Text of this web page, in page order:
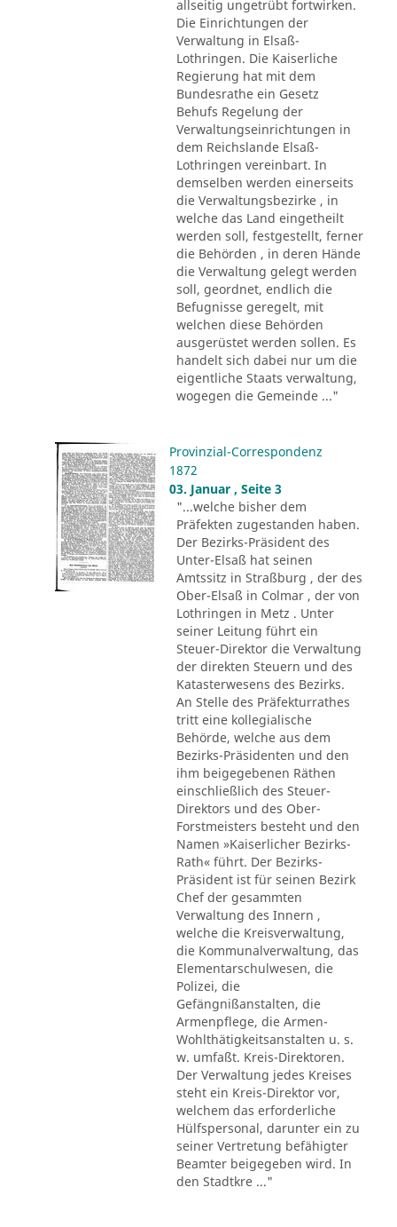
allseitig ungetrübt fortwirken.
Die Einrichtungen der
Verwaltung in Elsaß-
Lothringen. Die Kaiserliche
Regierung hat mit dem
Bundesrathe ein Gesetz
Behufs Regelung der
Verwaltungseinrichtungen in
dem Reichslande Elsaß-
Lothringen vereinbart. In
demselben werden einerseits
die Verwaltungsbezirke , in
welche das Land eingetheilt
werden soll, festgestellt, ferner
die Behörden , in deren Hände
die Verwaltung gelegt werden
soll, geordnet, endlich die
Befugnisse geregelt, mit
welchen diese Behörden
ausgerüstet werden sollen. Es
handelt sich dabei nur um die
eigentliche Staats verwaltung,
wogegen die Gemeinde ..."
Provinzial-Correspondenz
1872
03. Januar , Seite 3
"...welche bisher dem
Präfekten zugestanden haben.
Der Bezirks-Präsident des
Unter-Elsaß hat seinen
Amtssitz in Straßburg , der des
Ober-Elsaß in Colmar , der von
Lothringen in Metz . Unter
seiner Leitung führt ein
Steuer-Direktor die Verwaltung
der direkten Steuern und des
Katasterwesens des Bezirks.
An Stelle des Präfekturrathes
tritt eine kollegialische
Behörde, welche aus dem
Bezirks-Präsidenten und den
ihm beigegebenen Räthen
einschließlich des Steuer-
Direktors und des Ober-
Forstmeisters besteht und den
Namen »Kaiserlicher Bezirks-
Rath« führt. Der Bezirks-
Präsident ist für seinen Bezirk
Chef der gesammten
Verwaltung des Innern ,
welche die Kreisverwaltung,
die Kommunalverwaltung, das
Elementarschulwesen, die
Polizei, die
Gefängnißanstalten, die
Armenpflege, die Armen-
Wohlthätigkeitsanstalten u. s.
w. umfaßt. Kreis-Direktoren.
Der Verwaltung jedes Kreises
steht ein Kreis-Direktor vor,
welchem das erforderliche
Hülfspersonal, darunter ein zu
seiner Vertretung befähigter
Beamter beigegeben wird. In
den Stadtkre ..."